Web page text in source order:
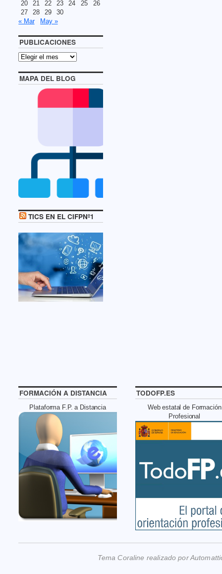
20 21 22 23 24 25
26
27
28 29
30
« Mar
May »
PUBLICACIONES
MAPA DEL BLOG
TICS EN EL CIFPNº1
FORMACIÓN A DISTANCIA
Plataforma F.P. a Distancia
TODOFP.ES
Web estatal de Formación
Profesional
Tema Coraline realizado por